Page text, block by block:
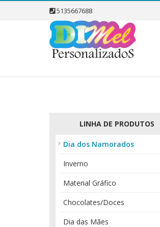
5135667688
LINHA DE PRODUTOS
Dia dos Namorados
Inverno
Material Gráfico
Chocolates/Doces
Dia das Mães